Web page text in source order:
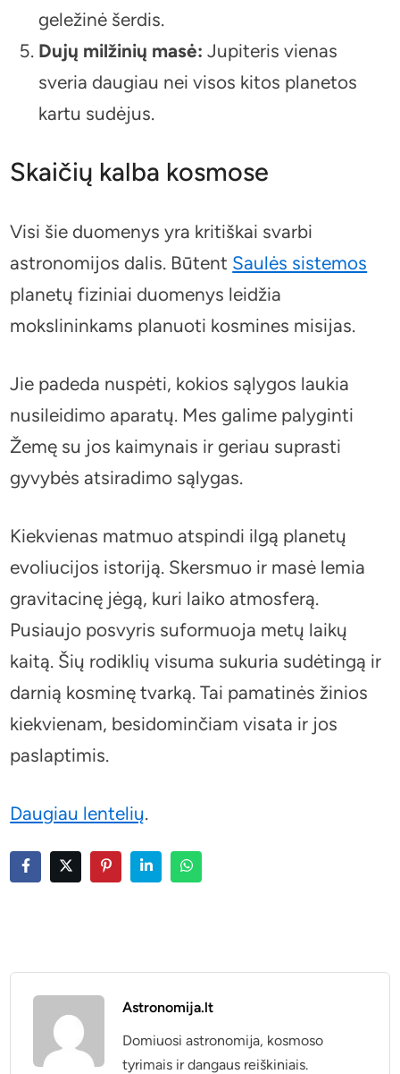
geležinė šerdis.
Dujų milžinių masė: Jupiteris vienas
sveria daugiau nei visos kitos planetos
kartu sudėjus.
Skaičių kalba kosmose
Visi šie duomenys yra kritiškai svarbi
astronomijos dalis. Būtent Saulės sistemos
planetų fiziniai duomenys leidžia
mokslininkams planuoti kosmines misijas.
Jie padeda nuspėti, kokios sąlygos laukia
nusileidimo aparatų. Mes galime palyginti
Žemę su jos kaimynais ir geriau suprasti
gyvybės atsiradimo sąlygas.
Kiekvienas matmuo atspindi ilgą planetų
evoliucijos istoriją. Skersmuo ir masė lemia
gravitacinę jėgą, kuri laiko atmosferą.
Pusiaujo posvyris suformuoja metų laikų
kaitą. Šių rodiklių visuma sukuria sudėtingą ir
darnią kosminę tvarką. Tai pamatinės žinios
kiekvienam, besidominčiam visata ir jos
paslaptimis.
Daugiau lentelių.
Astronomija.lt
Domiuosi astronomija, kosmoso
tyrimais ir dangaus reiškiniais.